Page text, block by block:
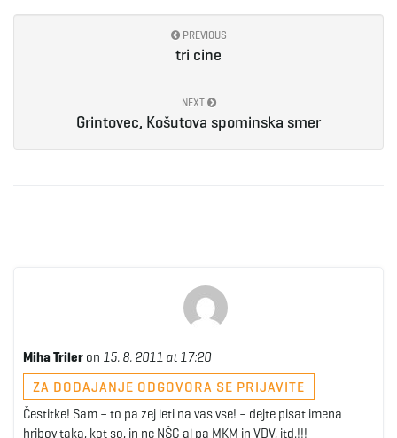
PREVIOUS
tri cine
NEXT
Grintovec, Košutova spominska smer
Miha Triler on 15. 8. 2011 at 17:20
ZA DODAJANJE ODGOVORA SE PRIJAVITE
Čestitke! Sam – to pa zej leti na vas vse! – dejte pisat imena
hribov taka, kot so, in ne NŠG al pa MKM in VDV, itd.!!!